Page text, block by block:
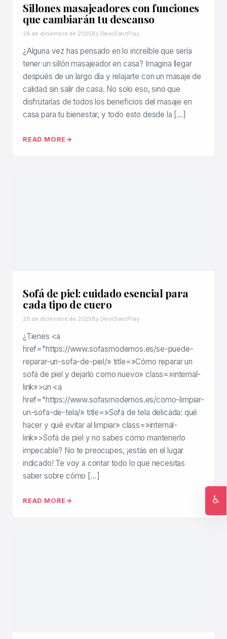
Sillones masajeadores con funciones
que cambiarán tu descanso
28 de diciembre de 2025By DeiviSanzPlay
¿Alguna vez has pensado en lo increíble que sería
tener un sillón masajeador en casa? Imagina llegar
después de un largo día y relajarte con un masaje de
calidad sin salir de casa. No solo eso, sino que
disfrutarías de todos los beneficios del masaje en
casa para tu bienestar, y todo esto desde la […]
READ MORE
Sofá de piel: cuidado esencial para
cada tipo de cuero
28 de diciembre de 2025By DeiviSanzPlay
¿Tienes <a
href="https://www.sofasmodernos.es/se-puede-
reparar-un-sofa-de-piel/» title=»Cómo reparar un
sofá de piel y dejarlo como nuevo» class=»internal-
link»>un <a
href="https://www.sofasmodernos.es/como-limpiar-
un-sofa-de-tela/» title=»Sofá de tela delicada: qué
hacer y qué evitar al limpiar» class=»internal-
link»>Sofá de piel y no sabes cómo mantenerlo
impecable? No te preocupes, ¡estás en el lugar
indicado! Te voy a contar todo lo que necesitas
saber sobre cómo […]
READ MORE
♿